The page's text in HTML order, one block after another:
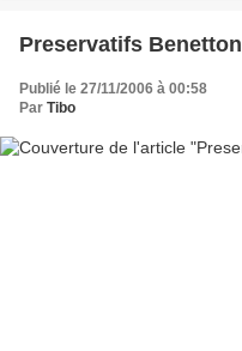
Preservatifs Benetton
Publié le 27/11/2006 à 00:58
Par Tibo